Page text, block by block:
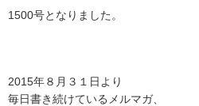
1500号となりました。
2015年８月３１日より
毎日書き続けているメルマガ、